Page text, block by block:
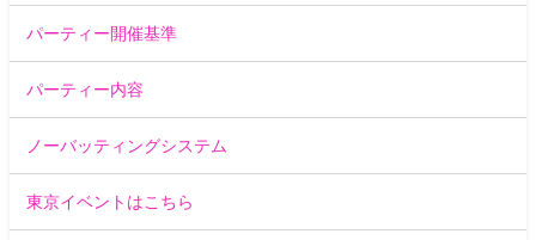
パーティー開催基準
パーティー内容
ノーバッティングシステム
東京イベントはこちら